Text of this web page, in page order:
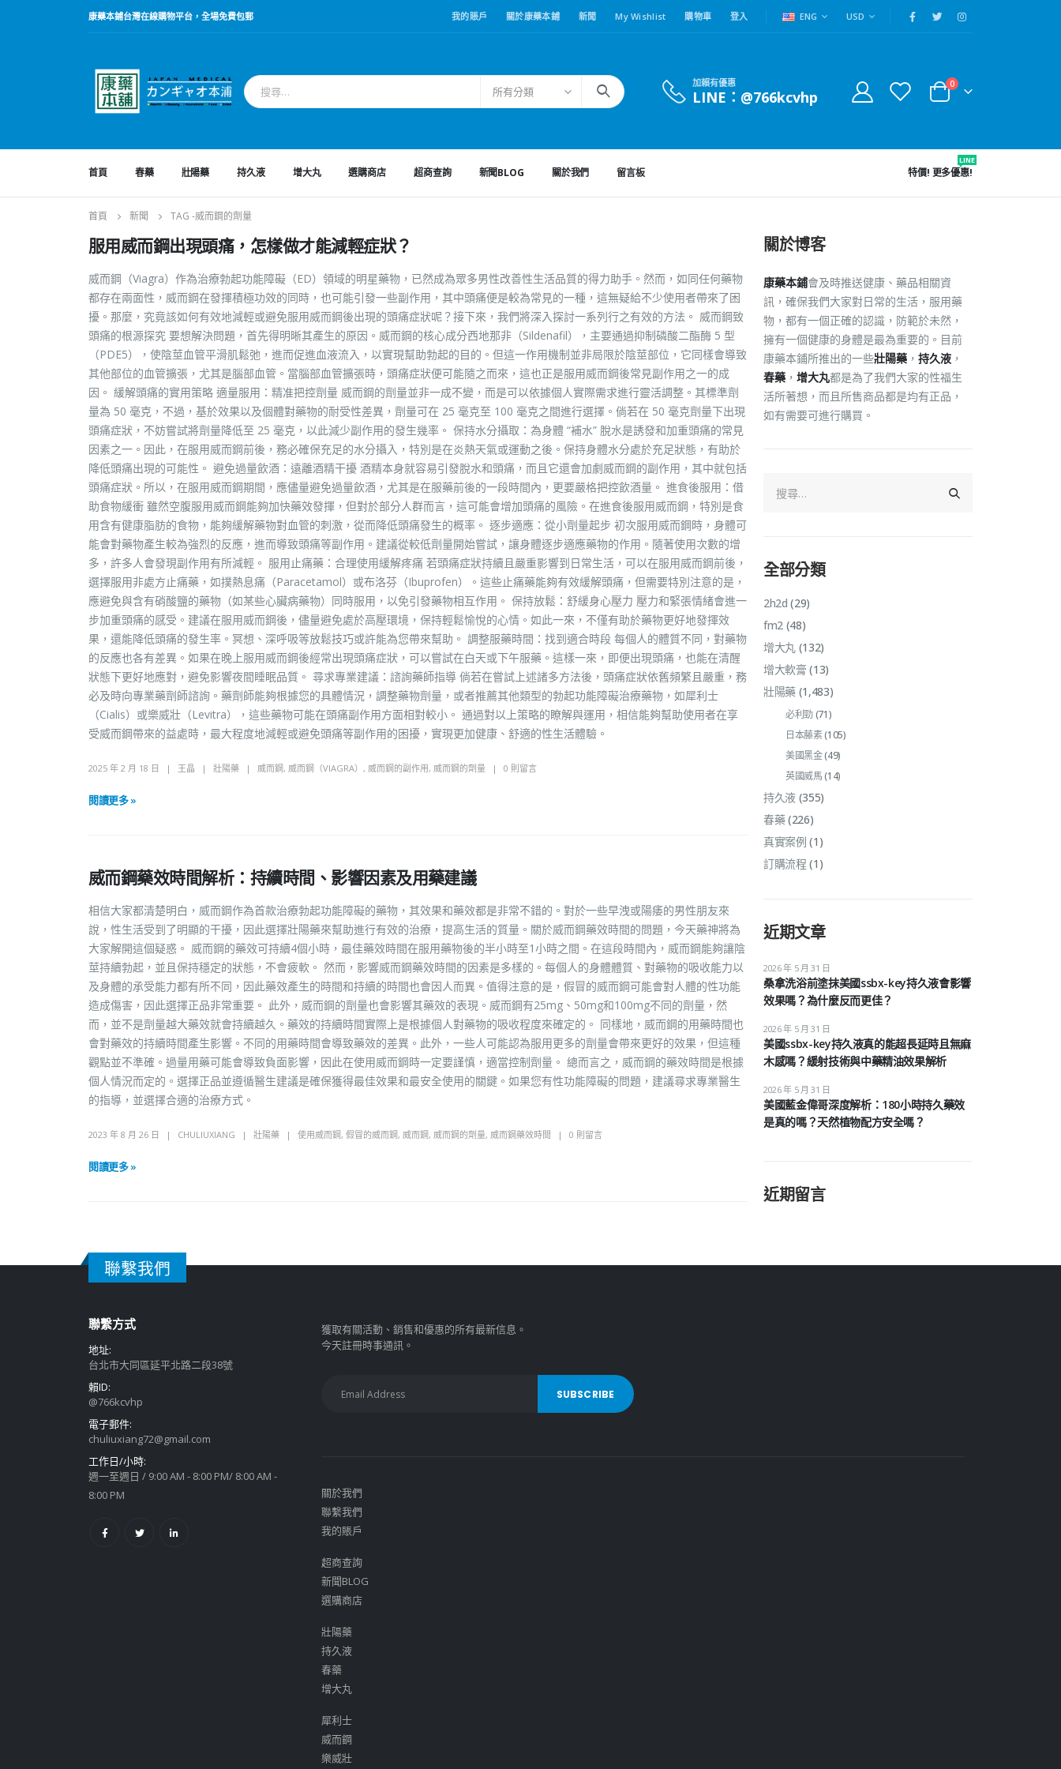
康藥本鋪台灣在線購物平台，全場免費包郵 我的賬戶 關於康藥本鋪 新聞 My Wishlist 購物車 登入 ENG USD
所有分類
加賴有優惠
LINE：@766kcvhp
0
首頁 春藥 壯陽藥 持久液 增大丸 選購商店 超商查詢 新聞BLOG 關於我們 留言板 特價! 更多優惠!
LINE
首頁 新聞 TAG -威而鋼的劑量
服用威而鋼出現頭痛，怎樣做才能減輕症狀？
威而鋼（Viagra）作為治療勃起功能障礙（ED）領域的明星藥物，已然成為眾多男性改善性生活品質的得力助手。然而，如同任何藥物
都存在兩面性，威而鋼在發揮積極功效的同時，也可能引發一些副作用，其中頭痛便是較為常見的一種，這無疑給不少使用者帶來了困
擾。那麼，究竟該如何有效地減輕或避免服用威而鋼後出現的頭痛症狀呢？接下來，我們將深入探討一系列行之有效的方法。 威而鋼致
頭痛的根源探究 要想解決問題，首先得明晰其產生的原因。威而鋼的核心成分西地那非（Sildenafil），主要通過抑制磷酸二酯酶 5 型
（PDE5），使陰莖血管平滑肌鬆弛，進而促進血液流入，以實現幫助勃起的目的。但這一作用機制並非局限於陰莖部位，它同樣會導致
其他部位的血管擴張，尤其是腦部血管。當腦部血管擴張時，頭痛症狀便可能隨之而來，這也正是服用威而鋼後常見副作用之一的成
因。 緩解頭痛的實用策略 適量服用：精准把控劑量 威而鋼的劑量並非一成不變，而是可以依據個人實際需求進行靈活調整。其標準劑
量為 50 毫克，不過，基於效果以及個體對藥物的耐受性差異，劑量可在 25 毫克至 100 毫克之間進行選擇。倘若在 50 毫克劑量下出現
頭痛症狀，不妨嘗試將劑量降低至 25 毫克，以此減少副作用的發生幾率。 保持水分攝取：為身體 “補水” 脫水是誘發和加重頭痛的常見
因素之一。因此，在服用威而鋼前後，務必確保充足的水分攝入，特別是在炎熱天氣或運動之後。保持身體水分處於充足狀態，有助於
降低頭痛出現的可能性。 避免過量飲酒：遠離酒精干擾 酒精本身就容易引發脫水和頭痛，而且它還會加劇威而鋼的副作用，其中就包括
頭痛症狀。所以，在服用威而鋼期間，應儘量避免過量飲酒，尤其是在服藥前後的一段時間內，更要嚴格把控飲酒量。 進食後服用：借
助食物緩衝 雖然空腹服用威而鋼能夠加快藥效發揮，但對於部分人群而言，這可能會增加頭痛的風險。在進食後服用威而鋼，特別是食
用含有健康脂肪的食物，能夠緩解藥物對血管的刺激，從而降低頭痛發生的概率。 逐步適應：從小劑量起步 初次服用威而鋼時，身體可
能會對藥物產生較為強烈的反應，進而導致頭痛等副作用。建議從較低劑量開始嘗試，讓身體逐步適應藥物的作用。隨著使用次數的增
多，許多人會發現副作用有所減輕。 服用止痛藥：合理使用緩解疼痛 若頭痛症狀持續且嚴重影響到日常生活，可以在服用威而鋼前後，
選擇服用非處方止痛藥，如撲熱息痛（Paracetamol）或布洛芬（Ibuprofen）。這些止痛藥能夠有效緩解頭痛，但需要特別注意的是，
應避免與含有硝酸鹽的藥物（如某些心臟病藥物）同時服用，以免引發藥物相互作用。 保持放鬆：舒緩身心壓力 壓力和緊張情緒會進一
步加重頭痛的感受。建議在服用威而鋼後，儘量避免處於高壓環境，保持輕鬆愉悅的心情。如此一來，不僅有助於藥物更好地發揮效
果，還能降低頭痛的發生率。冥想、深呼吸等放鬆技巧或許能為您帶來幫助。 調整服藥時間：找到適合時段 每個人的體質不同，對藥物
的反應也各有差異。如果在晚上服用威而鋼後經常出現頭痛症狀，可以嘗試在白天或下午服藥。這樣一來，即便出現頭痛，也能在清醒
狀態下更好地應對，避免影響夜間睡眠品質。 尋求專業建議：諮詢藥師指導 倘若在嘗試上述諸多方法後，頭痛症狀依舊頻繁且嚴重，務
必及時向專業藥劑師諮詢。藥劑師能夠根據您的具體情況，調整藥物劑量，或者推薦其他類型的勃起功能障礙治療藥物，如犀利士
（Cialis）或樂威壯（Levitra），這些藥物可能在頭痛副作用方面相對較小。 通過對以上策略的瞭解與運用，相信能夠幫助使用者在享
受威而鋼帶來的益處時，最大程度地減輕或避免頭痛等副作用的困擾，實現更加健康、舒適的性生活體驗。
2025 年 2 月 18 日 王晶 壯陽藥 威而鋼, 威而鋼（VIAGRA） , 威而鋼的副作用, 威而鋼的劑量 0 則留言
閱讀更多 »
威而鋼藥效時間解析：持續時間、影響因素及用藥建議
相信大家都清楚明白，威而鋼作為首款治療勃起功能障礙的藥物，其效果和藥效都是非常不錯的。對於一些早洩或陽痿的男性朋友來
說，性生活受到了明顯的干擾，因此選擇壯陽藥來幫助進行有效的治療，提高生活的質量。關於威而鋼藥效時間的問題，今天藥神將為
大家解開這個疑惑。 威而鋼的藥效可持續4個小時，最佳藥效時間在服用藥物後的半小時至1小時之間。在這段時間內，威而鋼能夠讓陰
莖持續勃起，並且保持穩定的狀態，不會疲軟。 然而，影響威而鋼藥效時間的因素是多樣的。每個人的身體體質、對藥物的吸收能力以
及身體的承受能力都有所不同，因此藥效產生的時間和持續的時間也會因人而異。值得注意的是，假冒的威而鋼可能會對人體的性功能
造成傷害，因此選擇正品非常重要。 此外，威而鋼的劑量也會影響其藥效的表現。威而鋼有25mg、50mg和100mg不同的劑量，然
而，並不是劑量越大藥效就會持續越久。藥效的持續時間實際上是根據個人對藥物的吸收程度來確定的。 同樣地，威而鋼的用藥時間也
會對藥效的持續時間產生影響。不同的用藥時間會導致藥效的差異。此外，一些人可能認為服用更多的劑量會帶來更好的效果，但這種
觀點並不準確。過量用藥可能會導致負面影響，因此在使用威而鋼時一定要謹慎，適當控制劑量。 總而言之，威而鋼的藥效時間是根據
個人情況而定的。選擇正品並遵循醫生建議是確保獲得最佳效果和最安全使用的關鍵。如果您有性功能障礙的問題，建議尋求專業醫生
的指導，並選擇合適的治療方式。
2023 年 8 月 26 日 CHULIUXIANG 壯陽藥 使用威而鋼, 假冒的威而鋼, 威而鋼, 威而鋼的劑量, 威而鋼藥效時間 0 則留言
閱讀更多 »
關於博客
康藥本鋪會及時推送健康、藥品相關資
訊，確保我們大家對日常的生活，服用藥
物，都有一個正確的認識，防範於未然，
擁有一個健康的身體是最為重要的。目前
康藥本鋪所推出的一些壯陽藥 ， 持久液 ，
春藥 ， 增大丸都是為了我們大家的性福生
活所著想，而且所售商品都是均有正品，
如有需要可進行購買。
全部分類
2h2d (29)
fm2(48)
增大丸(132)
增大軟膏 (13)
壯陽藥(1,483)
必利勁(71)
日本藤素(105)
美國黑金(49)
英國威馬(14)
持久液(355)
春藥(226)
真實案例 (1)
訂購流程 (1)
近期文章
桑拿洗浴前塗抹美國ssbx-key持久液會影響
效果嗎？為什麼反而更佳？
2026 年 5 月 31 日
美國ssbx-key持久液真的能超長延時且無麻
木感嗎？緩射技術與中藥精油效果解析
2026 年 5 月 31 日
美國藍金偉哥深度解析：180小時持久藥效
是真的嗎？天然植物配方安全嗎？
2026 年 5 月 31 日
近期留言
聯繫我們
聯繫方式
地址:
台北市大同區延平北路二段38號
賴ID:
@766kcvhp
電子郵件:
chuliuxiang72@gmail.com
工作日/小時:
週一至週日 / 9:00 AM - 8:00 PM/ 8:00 AM -
8:00 PM
獲取有關活動、銷售和優惠的所有最新信息。
今天註冊時事通訊。
關於我們
聯繫我們
我的賬戶
超商查詢
新聞BLOG
選購商店
壯陽藥
持久液
春藥
增大丸
犀利士
威而鋼
樂威壯